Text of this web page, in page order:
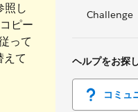
Challenge
ヘルプをお探
コミュ
照し
ピー
って
て